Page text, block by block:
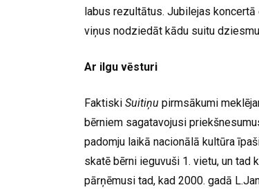
labus rezultātus. Jubilejas
viņus nodziedāt kādu suitu
Ar ilgu vēsturi
Faktiski Suitiņu pirmsākumi
bērniem sagatavojusi
padomju laikā nacionālā kultūra
skatē bērni ieguvuši 1. vietu, un
pārņēmusi tad, kad 2000. gadā